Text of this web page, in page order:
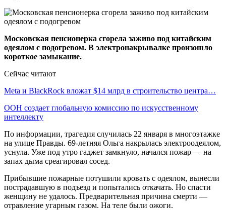
Московская пенсионерка сгорела заживо под китайским
одеялом с подогревом. В электронакрывалке произошло
короткое замыкание.
Сейчас читают
Meta и BlackRock вложат $14 млрд в строительство центра…
ООН создает глобальную комиссию по искусственному
интеллекту
По информации, трагедия случилась 22 января в многоэтажке
на улице Правды. 69-летняя Ольга накрылась электроодеялом,
уснула. Уже под утро гаджет замкнуло, начался пожар — на
запах дыма среагировал сосед.
Прибывшие пожарные потушили кровать с одеялом, вынесли
пострадавшую в подъезд и попытались откачать. Но спасти
женщину не удалось. Предварительная причина смерти —
отравление угарным газом. На теле были ожоги.